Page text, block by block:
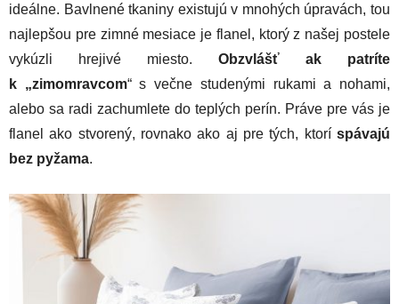
ideálne. Bavlnené tkaniny existujú v mnohých úpravách, tou
najlepšou pre zimné mesiace je flanel, ktorý z našej postele
vykúzli hrejivé miesto. Obzvlášť ak patríte
k „zimomravcom“ s večne studenými rukami a nohami,
alebo sa radi zachumlete do teplých perín. Práve pre vás je
flanel ako stvorený, rovnako ako aj pre tých, ktorí spávajú
bez pyžama.